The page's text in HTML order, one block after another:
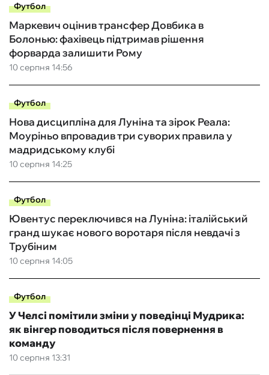
Футбол
10 серпня 14:56
Маркевич оцінив трансфер Довбика в
Болонью: фахівець підтримав рішення
форварда залишити Рому
Футбол
10 серпня 14:25
Нова дисципліна для Луніна та зірок Реала:
Моуріньо впровадив три суворих правила у
мадридському клубі
Футбол
10 серпня 14:05
Ювентус переключився на Луніна: італійський
гранд шукає нового воротаря після невдачі з
Трубіним
Футбол
10 серпня 13:31
У Челсі помітили зміни у поведінці Мудрика:
як вінгер поводиться після повернення в
команду